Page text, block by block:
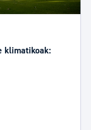
klimatikoak: